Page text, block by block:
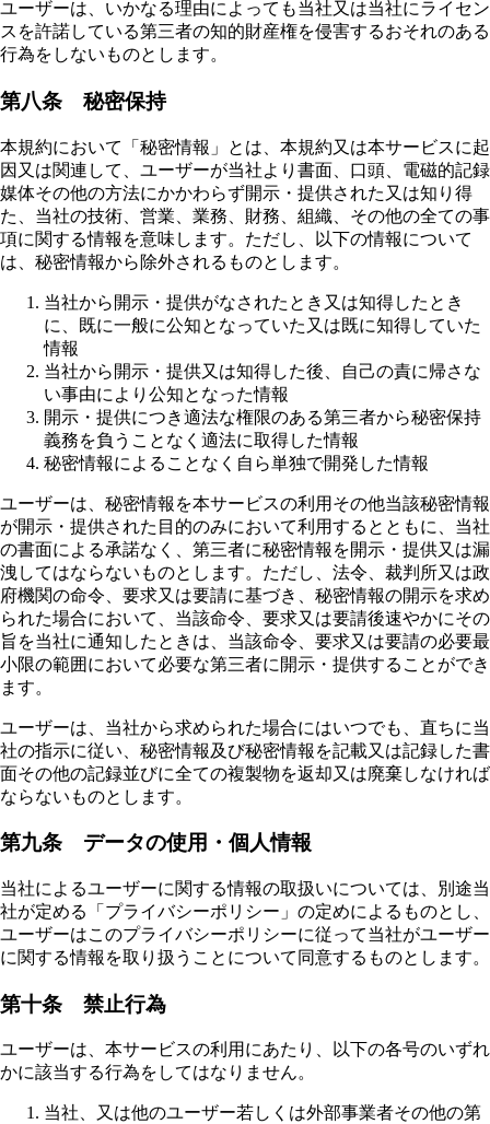
ユーザーは、いかなる理由によっても当社又は当社にライセン
スを許諾している第三者の知的財産権を侵害するおそれのある
行為をしないものとします。
第八条 秘密保持
本規約において「秘密情報」とは、本規約又は本サービスに起
因又は関連して、ユーザーが当社より書面、口頭、電磁的記録
媒体その他の方法にかかわらず開示・提供された又は知り得
た、当社の技術、営業、業務、財務、組織、その他の全ての事
項に関する情報を意味します。ただし、以下の情報について
は、秘密情報から除外されるものとします。
当社から開示・提供がなされたとき又は知得したとき
に、既に一般に公知となっていた又は既に知得していた
情報
当社から開示・提供又は知得した後、自己の責に帰さな
い事由により公知となった情報
開示・提供につき適法な権限のある第三者から秘密保持
義務を負うことなく適法に取得した情報
秘密情報によることなく自ら単独で開発した情報
ユーザーは、秘密情報を本サービスの利用その他当該秘密情報
が開示・提供された目的のみにおいて利用するとともに、当社
の書面による承諾なく、第三者に秘密情報を開示・提供又は漏
洩してはならないものとします。ただし、法令、裁判所又は政
府機関の命令、要求又は要請に基づき、秘密情報の開示を求め
られた場合において、当該命令、要求又は要請後速やかにその
旨を当社に通知したときは、当該命令、要求又は要請の必要最
小限の範囲において必要な第三者に開示・提供することができ
ます。
ユーザーは、当社から求められた場合にはいつでも、直ちに当
社の指示に従い、秘密情報及び秘密情報を記載又は記録した書
面その他の記録並びに全ての複製物を返却又は廃棄しなければ
ならないものとします。
第九条 データの使用・個人情報
当社によるユーザーに関する情報の取扱いについては、別途当
社が定める「プライバシーポリシー」の定めによるものとし、
ユーザーはこのプライバシーポリシーに従って当社がユーザー
に関する情報を取り扱うことについて同意するものとします。
第十条 禁止行為
ユーザーは、本サービスの利用にあたり、以下の各号のいずれ
かに該当する行為をしてはなりません。
当社、又は他のユーザー若しくは外部事業者その他の第